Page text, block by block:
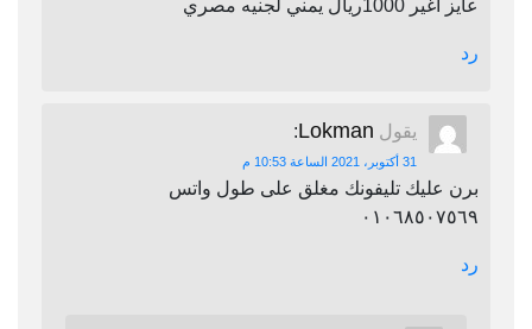
عايز اغير 1000ريال يمني لجنيه مصري
رد
يقول Lokman
:
31 أكتوبر، 2021 الساعة 10:53 م
برن عليك تليفونك مغلق على طول واتس
٠١٠٦٨٥٠٧٥٦٩
رد